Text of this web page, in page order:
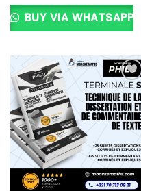
BUY VIA WHATSAPP
Ajouter
à la liste
d’envies